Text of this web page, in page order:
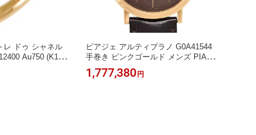
レ ドゥ シャネル
Au750 (K18B
[美品] 【中
ピアジェ アルティプラノ G0A41544
手巻き ピンクゴールド メンズ PIAGE
T 【中古】 【時計】
1,777,380 円